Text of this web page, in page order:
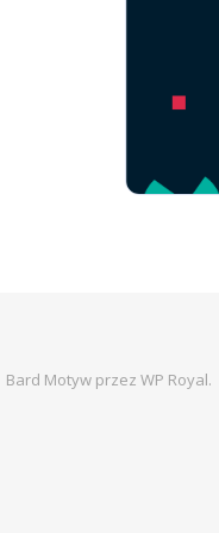
Bard Motyw przez WP Royal.